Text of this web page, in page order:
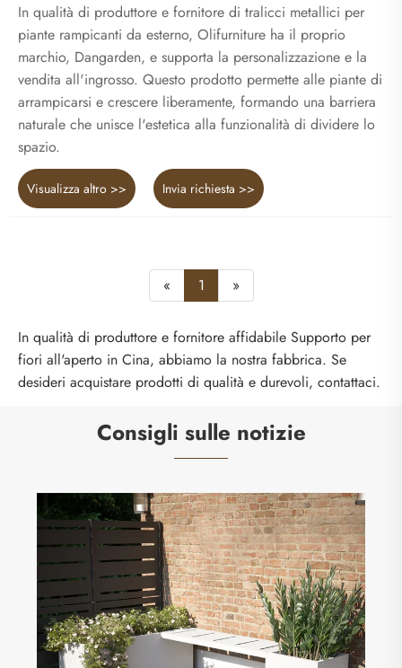
In qualità di produttore e fornitore di tralicci metallici per
piante rampicanti da esterno, Olifurniture ha il proprio
marchio, Dangarden, e supporta la personalizzazione e la
vendita all'ingrosso. Questo prodotto permette alle piante di
arrampicarsi e crescere liberamente, formando una barriera
naturale che unisce l'estetica alla funzionalità di dividere lo
spazio.
Visualizza altro >> Invia richiesta >>
« 1 »
In qualità di produttore e fornitore affidabile Supporto per
fiori all'aperto in Cina, abbiamo la nostra fabbrica. Se
desideri acquistare prodotti di qualità e durevoli, contattaci.
Consigli sulle notizie